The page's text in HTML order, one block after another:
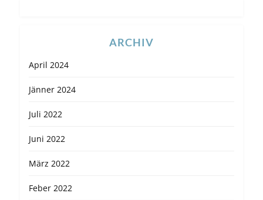
ARCHIV
April 2024
Jänner 2024
Juli 2022
Juni 2022
März 2022
Feber 2022